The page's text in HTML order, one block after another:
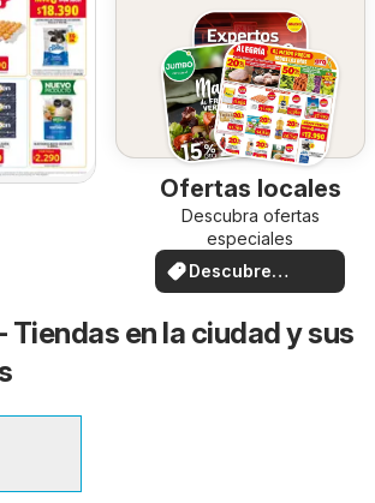
Ofertas locales
Descubra ofertas
especiales
Descubre
ofertas
Tiendas en la ciudad y sus